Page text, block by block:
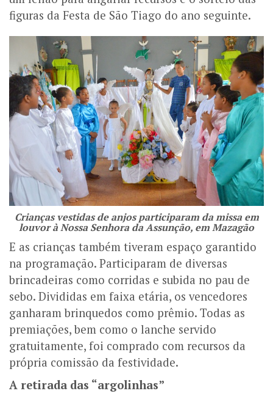
figuras da Festa de São Tiago do ano seguinte.
Crianças vestidas de anjos participaram da missa em
louvor à Nossa Senhora da Assunção, em Mazagão
E as crianças também tiveram espaço garantido
na programação. Participaram de diversas
brincadeiras como corridas e subida no pau de
sebo. Divididas em faixa etária, os vencedores
ganharam brinquedos como prêmio. Todas as
premiações, bem como o lanche servido
gratuitamente, foi comprado com recursos da
própria comissão da festividade.
A retirada das “argolinhas”